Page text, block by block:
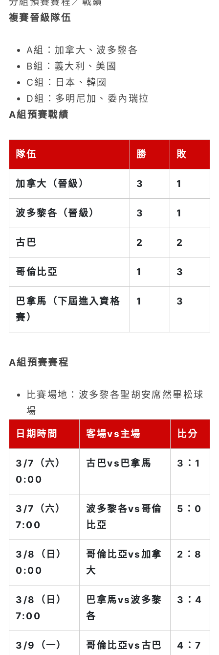
複賽晉級隊伍
A組：加拿大、波多黎各
B組：義大利、美國
C組：日本、韓國
D組：多明尼加、委內瑞拉
A組預賽戰績
隊伍 勝 敗
加拿大（晉級） 3 1
波多黎各（晉級） 3 1
古巴 2 2
哥倫比亞 1 3
巴拿馬（下屆進入資格
賽）
1 3
A組預賽賽程
比賽場地：波多黎各聖胡安席然畢松球
場
日期時間
客場vs主場 比分
3/7（六）
0:00
古巴vs巴拿馬 3：1
3/7（六）
7:00
波多黎各vs哥倫
比亞
5：0
3/8（日）
0:00
哥倫比亞vs加拿
大
2：8
3/8（日）
7:00
巴拿馬vs波多黎
各
3：4
3/9（一）
哥倫比亞vs 古巴 4：7